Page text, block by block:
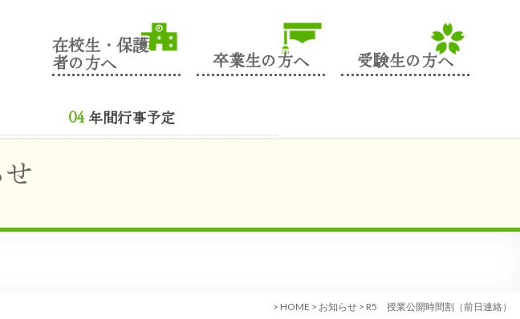
在校生・保護
者の方へ 卒業生の方へ 受験生の方へ
年間行事予定
> HOME > お知らせ > R5 授業公開時間割（前日連絡）